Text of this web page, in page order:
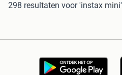
298 resultaten voor 'instax mini'